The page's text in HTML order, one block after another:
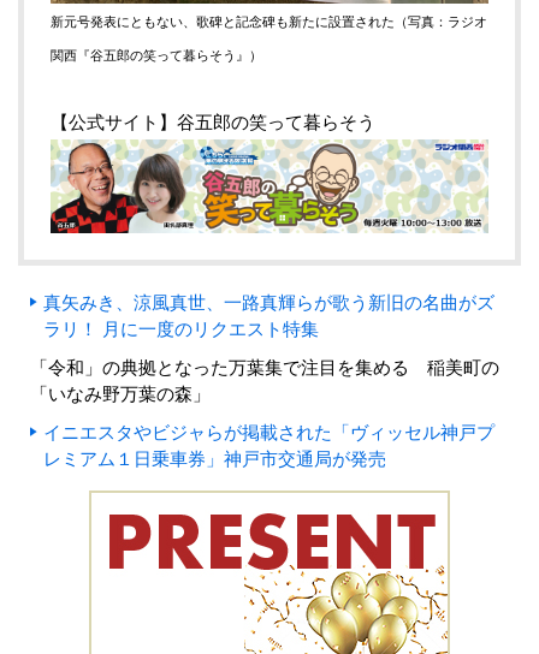
新元号発表にともない、歌碑と記念碑も新たに設置された（写真：ラジオ
関西『谷五郎の笑って暮らそう』）
【公式サイト】 谷五郎の笑って暮らそう
真矢みき、涼風真世、一路真輝らが歌う新旧の名曲がズ
ラリ！ 月に一度のリクエスト特集
「令和」の典拠となった万葉集で注目を集める 稲美町の
「いなみ野万葉の森」
イニエスタやビジャらが掲載された「ヴィッセル神戸プ
レミアム１日乗車券」神戸市交通局が発売